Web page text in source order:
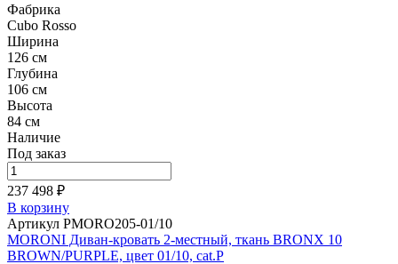
Фабрика
Cubo Rosso
Ширина
126 см
Глубина
106 см
Высота
84 см
Наличие
Под заказ
237 498 ₽
В корзину
Артикул PMORO205-01/10
MORONI Диван-кровать 2-местный, ткань BRONX 10
BROWN/PURPLE, цвет 01/10, cat.P